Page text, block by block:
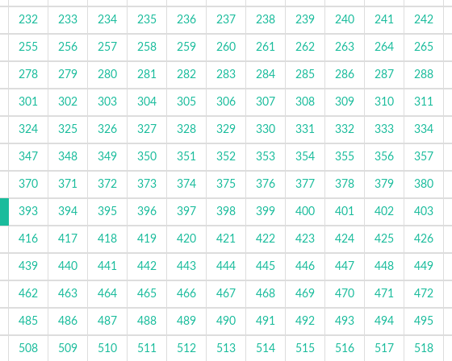
232 233 234 235 236 237 238 239 240 241 242
255 256 257 258 259 260 261 262 263 264 265
278 279 280 281 282 283 284 285 286 287 288
301 302 303 304 305 306 307 308 309 310 311
324 325 326 327 328 329 330 331 332 333 334
347 348 349 350 351 352 353 354 355 356 357
370 371 372 373 374 375 376 377 378 379 380
393 394 395 396 397 398 399 400 401 402 403
416 417 418 419 420 421 422 423 424 425 426
439 440 441 442 443 444 445 446 447 448 449
462 463 464 465 466 467 468 469 470 471 472
485 486 487 488 489 490 491 492 493 494 495
508 509 510 511 512 513 514 515 516 517 518